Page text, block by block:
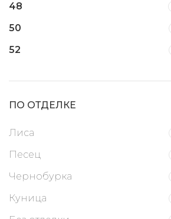
48
50
52
60
62
64
66
ПО ОТДЕЛКЕ
Лиса
Песец
Чернобурка
Куница